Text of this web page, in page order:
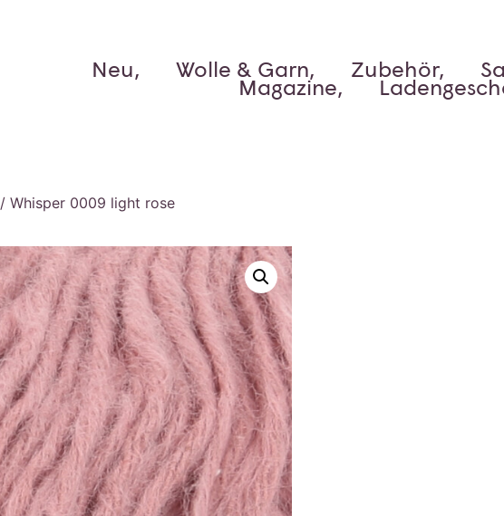
Neu, Wolle & Garn, Zubehör,
Magazine,
/ Whisper 0009 light rose